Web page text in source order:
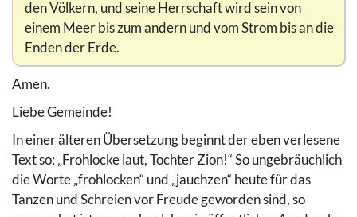
den Völkern, und seine Herrschaft wird sein von
einem Meer bis zum andern und vom Strom bis an die
Enden der Erde.
Amen.
Liebe Gemeinde!
In einer älteren Übersetzung beginnt der eben verlesene
Text so: „Frohlocke laut, Tochter Zion!“ So ungebräuchlich
die Worte „frohlocken“ und „jauchzen“ heute für das
Tanzen und Schreien vor Freude geworden sind, so